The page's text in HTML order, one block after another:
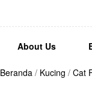
About Us
Beranda / Kucing / Cat